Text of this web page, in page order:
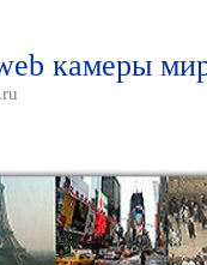
камеры